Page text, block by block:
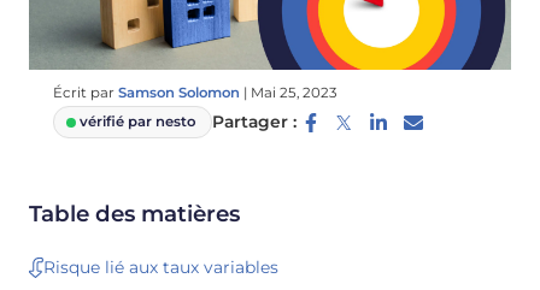
Écrit par Samson Solomon | Mai 25, 2023
vérifié par nesto
Partager :
Table des matières
Risque lié aux taux variables